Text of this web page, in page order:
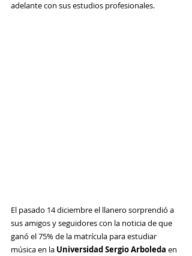
adelante con sus estudios profesionales.
El pasado 14 diciembre el llanero sorprendió a
sus amigos y seguidores con la noticia de que
ganó el 75% de la matrícula para estudiar
música en la Universidad Sergio Arboleda en